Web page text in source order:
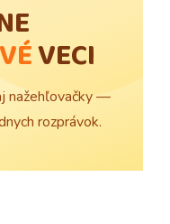
VECI
nažehľovačky —
rozprávok.